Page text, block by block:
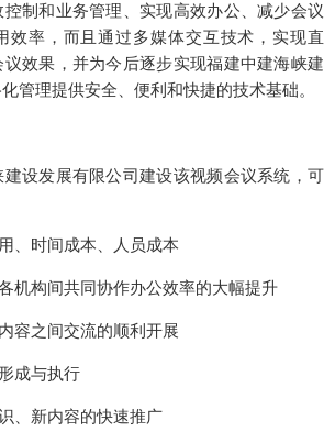
制和业务管理、实现高效办公、减少会议
效率，而且通过多媒体交互技术，实现直
效果，并为今后逐步实现福建中建海峡建
管理提供安全、便利和快捷的技术基础。
设发展有限公司建设该视频会议系统，可
、时间成本、人员成本
机构间共同协作办公效率的大幅提升
容之间交流的顺利开展
成与执行
、新内容的快速推广